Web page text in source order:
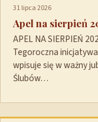
31 lipca 2026
Apel na sierpień
APEL NA SIERPIEŃ
Tegoroczna
wpisuje się w ważny
Ślubów…